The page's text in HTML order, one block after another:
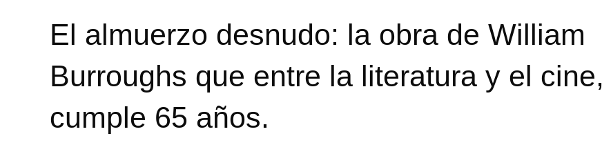
El almuerzo desnudo: la obra de William
Burroughs que entre la literatura y el cine,
cumple 65 años.